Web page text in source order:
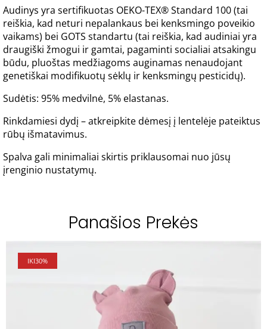
Audinys yra sertifikuotas OEKO-TEX® Standard 100 (tai
reiškia, kad neturi nepalankaus bei kenksmingo poveikio
vaikams) bei GOTS standartu (tai reiškia, kad audiniai yra
draugiški žmogui ir gamtai, pagaminti socialiai atsakingu
būdu, pluoštas medžiagoms auginamas nenaudojant
genetiškai modifikuotų sėklų ir kenksmingų pesticidų).
Sudėtis: 95% medvilnė, 5% elastanas.
Rinkdamiesi dydį – atkreipkite dėmesį į lentelėje pateiktus
rūbų išmatavimus.
Spalva gali minimaliai skirtis priklausomai nuo jūsų
įrenginio nustatymų.
Panašios Prekės
IKI30%